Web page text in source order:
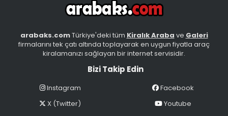
VİSTA CAR RENTAL DAN KİRALIK WV SCİROCCO DSG
OTOMATİK F1 160HP
Kiralama bedeli 1000 TL
İstanbul - Avrupa, Bakırköy
arabaks.comTürkiye'deki tüm Kiralık Araba ve Galeri
firmalarını tek çatı altında toplayarak en uygun fiyatla araç
kiralamanızı sağlayan bir internet servisidir.
Bizi Takip Edin
Instagram
Facebook
X (Twitter)
Youtube